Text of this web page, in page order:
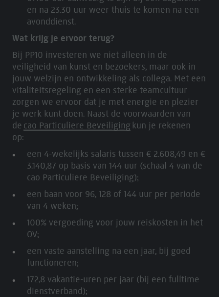
en na 23.30 uur weer thuis te komen na een
avonddienst.
Wat krijg je ervoor terug?
Bij PP10 investeren we niet alleen in de
veiligheid van kunst en bezoekers, maar ook in
jouw welzijn en ontwikkeling als collega. Met een
vitaliteitsregeling en een sterke teamcultuur
zorgen we ervoor dat je met energie en plezier
je werk kunt doen. Naast de voorwaarden van
de cao Particuliere Beveiligingkun je rekenen
op:
een 4-wekelijks salaris tussen € 2.608,49 en €
3.140,87 op basis van 144 uur (schaal 4 van de
cao Particuliere Beveiliging);
een baan voor 96, 128 of 144 uur per periode
van 4 weken;
100% vergoeding voor jouw reiskosten in het
OV;
een vaste aanstelling na een jaar, bij goed
functioneren;
172,8 vakantie-uren per jaar (bij een fulltime
dienstverband);